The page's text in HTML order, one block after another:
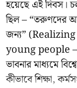
হয়েছে এই দিবস।
ছিল – “তরুণদের
জন্য”
young people
ভাবনার মাধ্যমে
কীভাবে শিক্ষা,